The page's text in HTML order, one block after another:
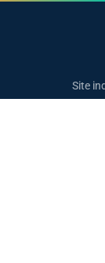
Site